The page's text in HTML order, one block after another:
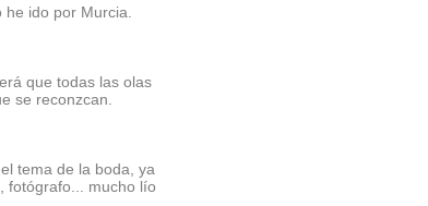
ido por Murcia.
que todas las olas
se reconzcan.
tema de la boda, ya
fotógrafo... mucho lío